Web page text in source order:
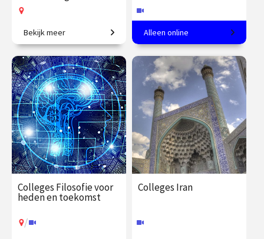
De filosofische opvattingen
van Merleau-Ponty en
Hockney’s onderzoek naar
de verschillende manieren
van kijken.
€ 19.50
vanaf 15
sep.
Op locatie
Bekijk meer
Een andere kijk op de
werkelijkheid
€ 345.00
vanaf 23
sep.
Online
Alleen online
Colleges Filosofie voor
heden en toekomst
/
Colleges Iran